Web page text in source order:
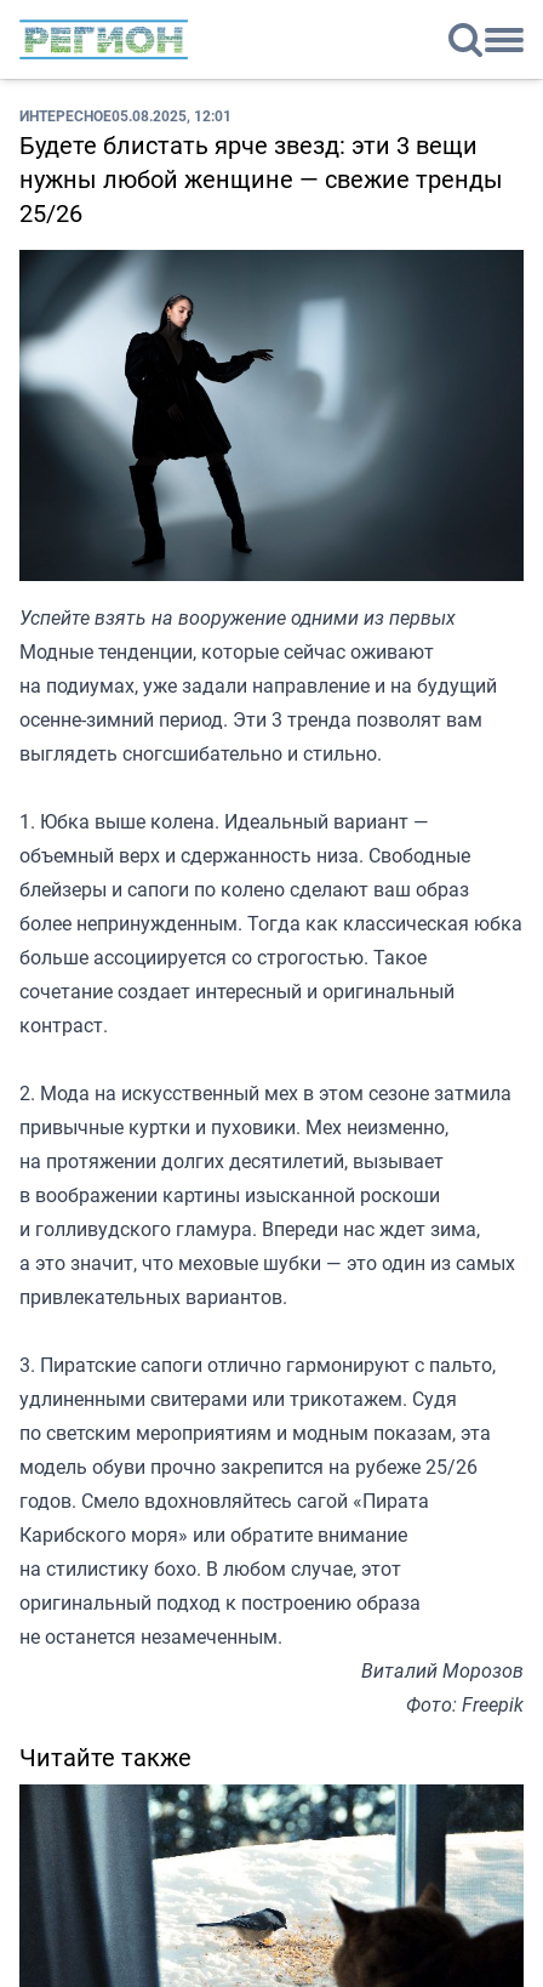
ИНТЕРЕСНОЕ05.08.2025, 12:01
Будете блистать ярче звезд: эти 3 вещи
нужны любой женщине — свежие тренды
25/26
Успейте взять на вооружение одними из первых
Модные тенденции, которые сейчас оживают
на подиумах, уже задали направление и на будущий
осенне-зимний период. Эти 3 тренда позволят вам
выглядеть сногсшибательно и стильно.
1. Юбка выше колена. Идеальный вариант —
объемный верх и сдержанность низа. Свободные
блейзеры и сапоги по колено сделают ваш образ
более непринужденным. Тогда как классическая юбка
больше ассоциируется со строгостью. Такое
сочетание создает интересный и оригинальный
контраст.
2. Мода на искусственный мех в этом сезоне затмила
привычные куртки и пуховики. Мех неизменно,
на протяжении долгих десятилетий, вызывает
в воображении картины изысканной роскоши
и голливудского гламура. Впереди нас ждет зима,
а это значит, что меховые шубки — это один из самых
привлекательных вариантов.
3. Пиратские сапоги отлично гармонируют с пальто,
удлиненными свитерами или трикотажем. Судя
по светским мероприятиям и модным показам, эта
модель обуви прочно закрепится на рубеже 25/26
годов. Смело вдохновляйтесь сагой «Пирата
Карибского моря» или обратите внимание
на стилистику бохо. В любом случае, этот
оригинальный подход к построению образа
не останется незамеченным.
Виталий Морозов
Фото: Freepik
Читайте также